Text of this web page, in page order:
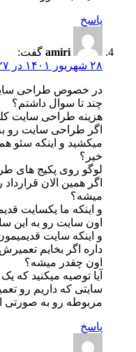
پاسخ
amiri گفت:
۲۸ شهریور ۱۴۰۱ در ۱۵:۲۷
در خصوص طراحی
چند تا سوال داشتم؟
هزینه طراحی سایت
اگر طراحی سایت
میکشید و اینکه سئو
خیر؟
لوگو روی پکیج های
اگر همین الان
میشه؟
و اینکه ما یکسایت
اون سایت رو به این
و اینکه سایت
داره اگر بخایم
اون چقدر میشه؟
آیا توصیه میکنید که
سایتی که داریم رو
مربوطه رو به صورتی
پاسخ